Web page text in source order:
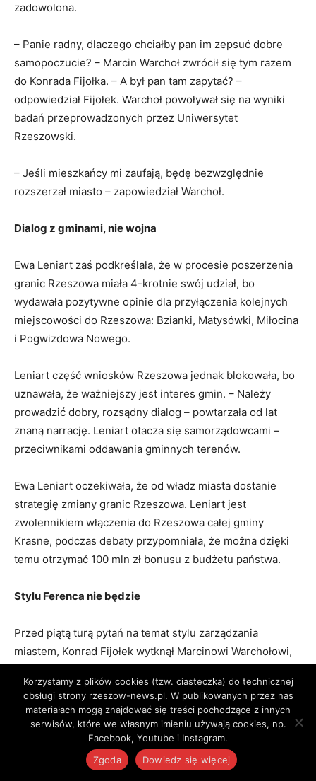
zadowolona.
– Panie radny, dlaczego chciałby pan im zepsuć dobre
samopoczucie? – Marcin Warchoł zwrócił się tym razem
do Konrada Fijołka. – A był pan tam zapytać? –
odpowiedział Fijołek. Warchoł powoływał się na wyniki
badań przeprowadzonych przez Uniwersytet
Rzeszowski.
– Jeśli mieszkańcy mi zaufają, będę bezwzględnie
rozszerzał miasto – zapowiedział Warchoł.
Dialog z gminami, nie wojna
Ewa Leniart zaś podkreślała, że w procesie poszerzenia
granic Rzeszowa miała 4-krotnie swój udział, bo
wydawała pozytywne opinie dla przyłączenia kolejnych
miejscowości do Rzeszowa: Bzianki, Matysówki, Miłocina
i Pogwizdowa Nowego.
Leniart część wniosków Rzeszowa jednak blokowała, bo
uznawała, że ważniejszy jest interes gmin. – Należy
prowadzić dobry, rozsądny dialog – powtarzała od lat
znaną narrację. Leniart otacza się samorządowcami –
przeciwnikami oddawania gminnych terenów.
Ewa Leniart oczekiwała, że od władz miasta dostanie
strategię zmiany granic Rzeszowa. Leniart jest
zwolennikiem włączenia do Rzeszowa całej gminy
Krasne, podczas debaty przypomniała, że można dzięki
temu otrzymać 100 mln zł bonusu z budżetu państwa.
Stylu Ferenca nie będzie
Przed piątą turą pytań na temat stylu zarządzania
miastem, Konrad Fijołek wytknął Marcinowi Warchołowi,
nie jest na terenach przyłączonych – przypomniał mu.
Fijołek twierdzi, że dzisiaj zarządzanie miasta nie może
się odbywać w stylu “szeryfowskim”, tylko zespołowym.
To jasny sygnał, że nie zamierza być kontynuatorem stylu
Korzystamy z plików cookies (tzw. ciasteczka) do technicznej
obsługi strony rzeszow-news.pl. W publikowanych przez nas
materiałach mogą znajdować się treści pochodzące z innych
serwisów, które we własnym imieniu używają cookies, np.
Facebook, Youtube i Instagram.
Zgoda
Dowiedz się więcej